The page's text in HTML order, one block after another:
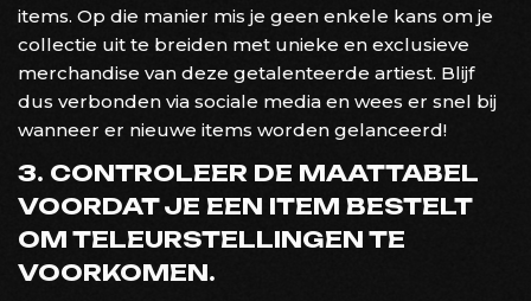
items. Op die manier mis je geen enkele kans om je
collectie uit te breiden met unieke en exclusieve
merchandise van deze getalenteerde artiest. Blijf
dus verbonden via sociale media en wees er snel bij
wanneer er nieuwe items worden gelanceerd!
3. CONTROLEER DE MAATTABEL
VOORDAT JE EEN ITEM BESTELT
OM TELEURSTELLINGEN TE
VOORKOMEN.